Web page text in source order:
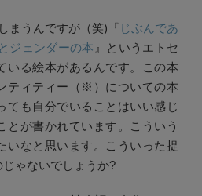
まうんですが（笑)『 じぶんであ
ジェンダーの本 』というエトセ
いる絵本があるんです。この本
ティティー（※）についての本
ても自分でいることはいい感じ
とが書かれています。こういう
いなと思います。こういった捉
ゃないでしょうか?